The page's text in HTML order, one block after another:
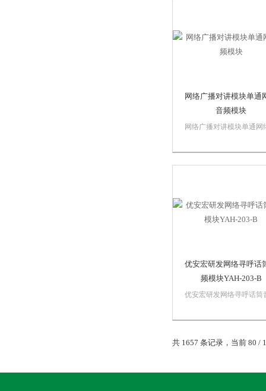
压器，...
网络广播对讲模块单通
音频模块
网络广播对讲模块单通网
10/100M网络音频模块，
优安宏研发网络寻呼话
频模块YAH-203-B
优安宏研发网络寻呼话筒
只能被动接收，双向板可
点击4键进入组播选项.2.
共 1657 条记录，当前 80 /